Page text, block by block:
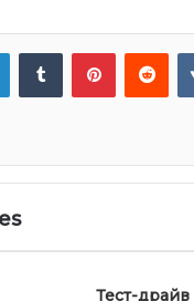
LinkedInTumblr
Тест-